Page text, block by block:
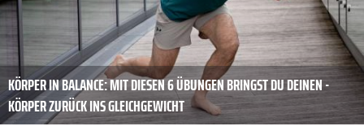
KÖRPER IN BALANCE: MIT DIESEN 6 ÜBUNGEN BRINGST DU DEINEN ­
KÖRPER ZURÜCK INS ­GLEICHGEWICHT